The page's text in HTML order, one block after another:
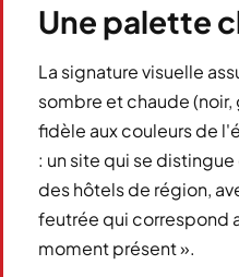
Une palette
La signature visuelle
sombre et chaude
fidèle aux couleurs de
: un site qui se
des hôtels de région,
feutrée qui correspond
moment présent ».